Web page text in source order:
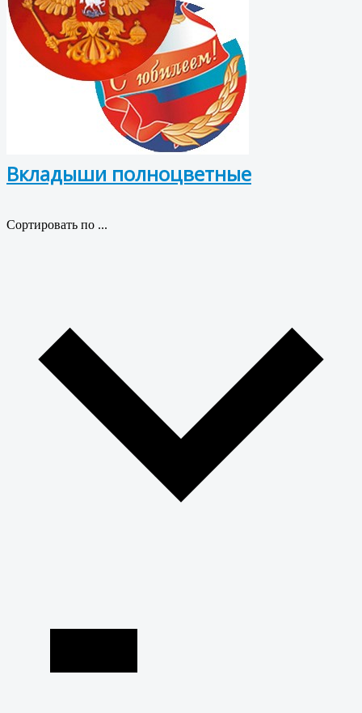
Вкладыши полноцветные
Сортировать по ...